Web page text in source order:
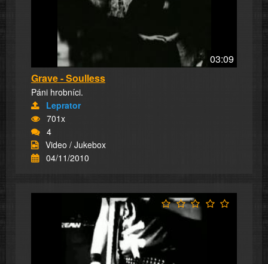
03:09
Grave - Soulless
Páni hrobníci.
Leprator
701x
4
Video / Jukebox
04/11/2010